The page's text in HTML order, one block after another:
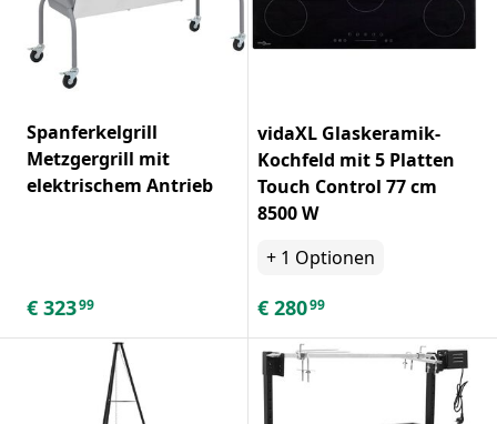
Spanferkelgrill
Metzgergrill mit
elektrischem Antrieb
€ 32399
vidaXL Glaskeramik-
Kochfeld mit 5 Platten
Touch Control 77 cm
8500 W
+ 1 Optionen
€ 28099